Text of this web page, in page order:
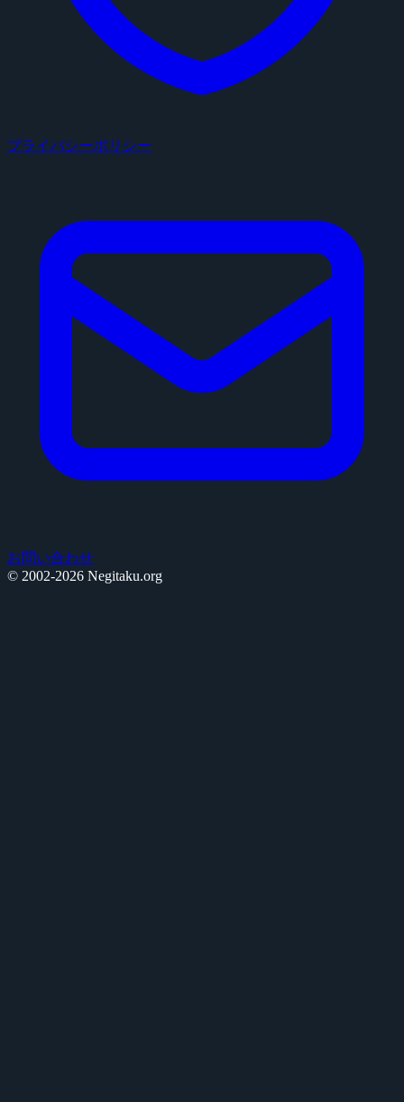
プライバシーポリシー
お問い合わせ
© 2002-2026 Negitaku.org